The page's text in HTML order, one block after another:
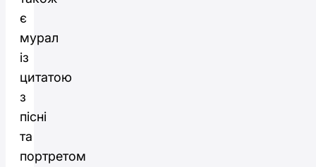
є
мурал
із
цитатою
з
пісні
та
портретом